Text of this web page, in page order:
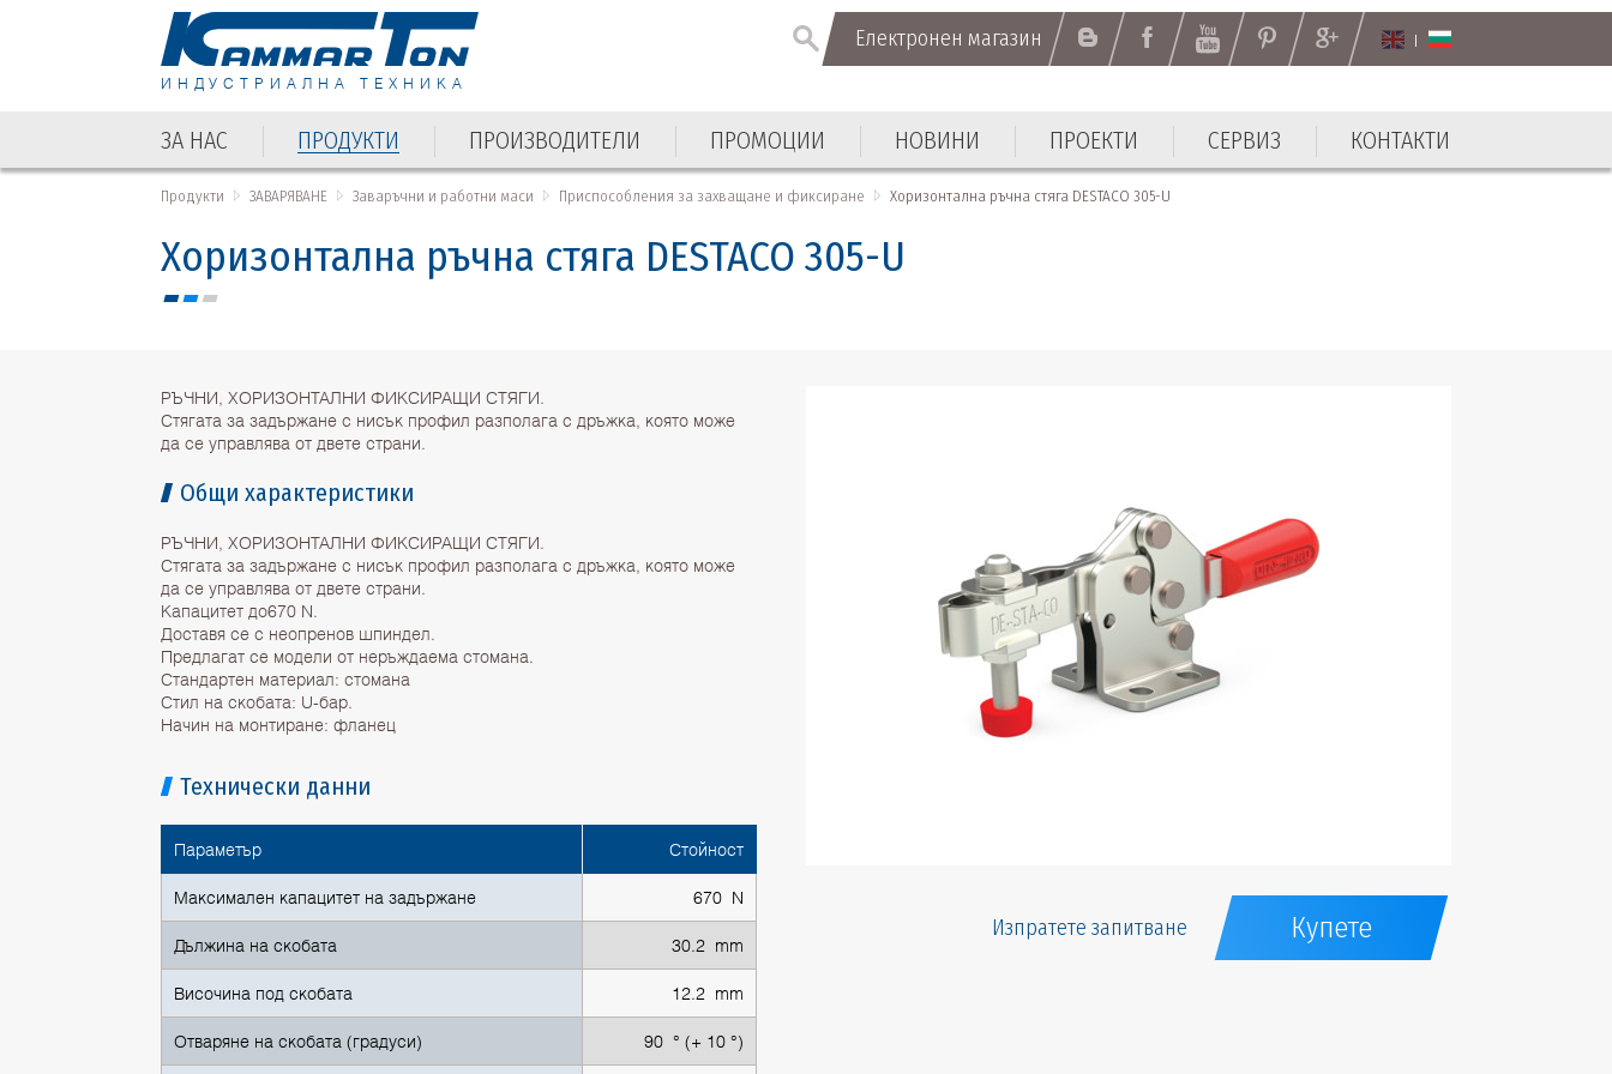
ИНДУСТРИАЛНА ТЕХНИКА
Електронен магазин
ЗА НАС ПРОДУКТИ ПРОИЗВОДИТЕЛИ ПРОМОЦИИ НОВИНИ ПРОЕКТИ СЕРВИЗ КОНТАКТИ
Продукти ЗАВАРЯВАНЕ Заваръчни и работни маси Приспособления за захващане и фиксиране Хоризонтална ръчна стяга DESTACO 305-U
Хоризонтална ръчна стяга DESTACO 305-U
РЪЧНИ, ХОРИЗОНТАЛНИ ФИКСИРАЩИ СТЯГИ.
Стягата за задържане с нисък профил разполага с дръжка, която може
да се управлява от двете страни.
Общи характеристики
РЪЧНИ, ХОРИЗОНТАЛНИ ФИКСИРАЩИ СТЯГИ.
Стягата за задържане с нисък профил разполага с дръжка, която може
да се управлява от двете страни.
Капацитет до670 N.
Доставя се с неопренов шпиндел.
Предлагат се модели от неръждаема стомана.
Стандартен материал: стомана
Стил на скобата: U-бар.
Начин на монтиране: фланец
Технически данни
Параметър Стойност
Максимален капацитет на задържане 670 N
Дължина на скобата 30.2 mm
Височина под скобата 12.2 mm
Отваряне на скобата (градуси) 90 ° (+ 10 °)
Изпратете запитване Купете